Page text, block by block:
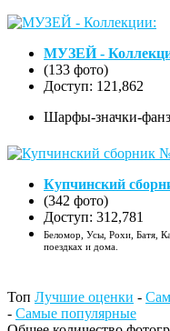
МУЗЕЙ -
(133 фото)
Доступ: 121,862
Шарфы-значки-
Купчинский
(342 фото)
Доступ: 312,781
Беломор, Усы, Рохи, Батя,
поездках и дома.
Топ Лучшие оценки -
- Самые популярные